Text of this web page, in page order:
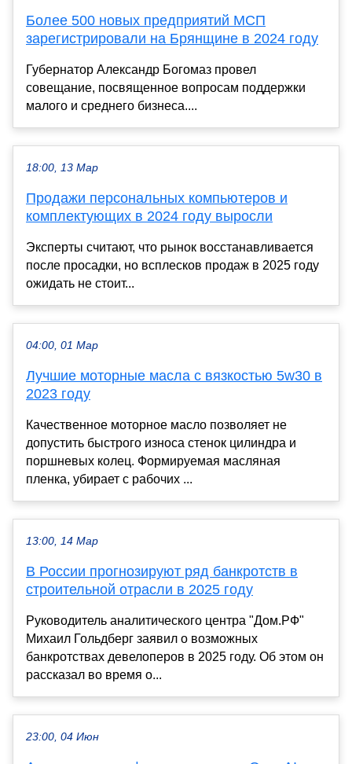
Более 500 новых предприятий МСП
зарегистрировали на Брянщине в 2024 году
Губернатор Александр Богомаз провел
совещание, посвященное вопросам поддержки
малого и среднего бизнеса....
18:00, 13 Мар
Продажи персональных компьютеров и
комплектующих в 2024 году выросли
Эксперты считают, что рынок восстанавливается
после просадки, но всплесков продаж в 2025 году
ожидать не стоит...
04:00, 01 Мар
Лучшие моторные масла с вязкостью 5w30 в
2023 году
Качественное моторное масло позволяет не
допустить быстрого износа стенок цилиндра и
поршневых колец. Формируемая масляная
пленка, убирает с рабочих ...
13:00, 14 Мар
В России прогнозируют ряд банкротств в
строительной отрасли в 2025 году
Руководитель аналитического центра "Дом.РФ"
Михаил Гольдберг заявил о возможных
банкротствах девелоперов в 2025 году. Об этом он
рассказал во время о...
23:00, 04 Июн